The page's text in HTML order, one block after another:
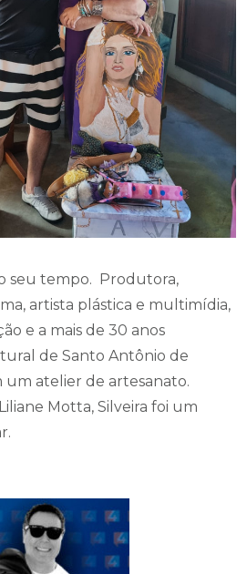
seu tempo. Produtora,
artista plástica e multimídia,
e a mais de 30 anos
de Santo Antônio de
um atelier de artesanato.
Motta, Silveira foi um